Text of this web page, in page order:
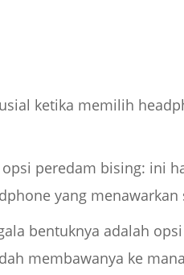
ketika memilih
peredam bising: ini
yang menawarkan
bentuknya adalah
membawanya ke